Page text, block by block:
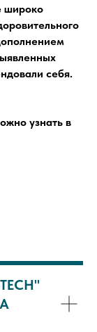
широко
себя.
узнать в